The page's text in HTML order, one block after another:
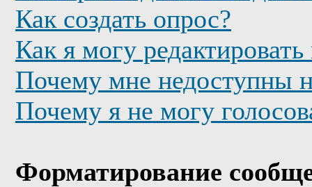
Как создать опрос?
Как я могу
Почему мне недоступны
Почему я не могу
Форматирование